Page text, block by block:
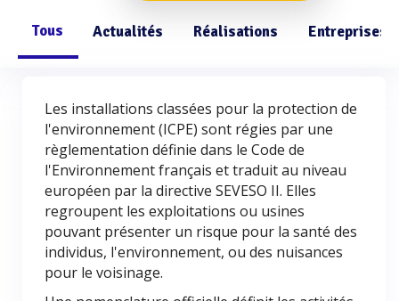
Tous Actualités Réalisations Entreprises
Les installations classées pour la protection de
l'environnement (ICPE) sont régies par une
règlementation définie dans le Code de
l'Environnement français et traduit au niveau
européen par la directive SEVESO II. Elles
regroupent les exploitations ou usines
pouvant présenter un risque pour la santé des
individus, l'environnement, ou des nuisances
pour le voisinage.